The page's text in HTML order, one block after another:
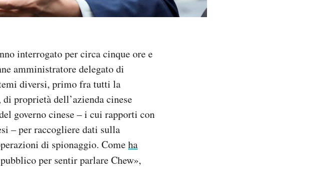
interrogato per circa cinque ore e
amministratore delegato di
diversi, primo fra tutti la
proprietà dell’azienda cinese
governo cinese – i cui rapporti con
– per raccogliere dati sulla
di spionaggio. Comeha
per sentir parlare Chew»,